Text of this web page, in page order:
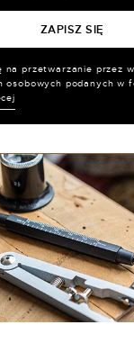
na przetwarzanie przez
osobowych podanych w